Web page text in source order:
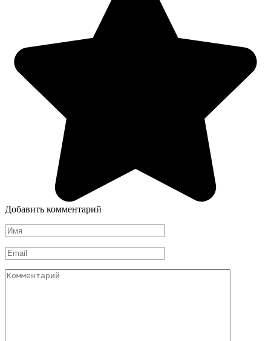
Добавить комментарий
Имя
*
Email
*
Комментарий